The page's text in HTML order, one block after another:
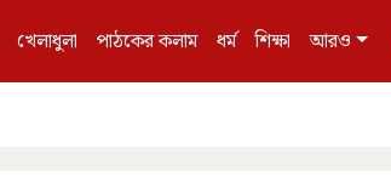
খেলাধুলা পাঠকের কলাম ধর্ম শিক্ষা আরও